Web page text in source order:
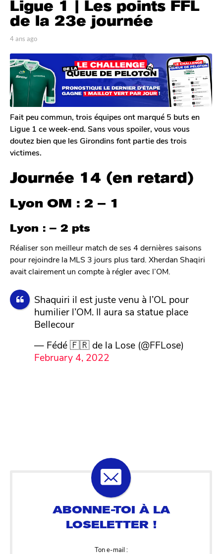
a
s
a
o
4
a
n
s
a
g
o
Ligue 1 | Les points FFL
de la 23e journée
p
r
T
o
m
G
a
l
e
r
o
n
4 ans ago
s
a
Fait peu commun, trois équipes ont marqué 5 buts en
Ligue 1 ce week-end. Sans vous spoiler, vous vous
doutez bien que les Girondins font partie des trois
victimes.
Journée 14 (en retard)
Lyon OM : 2 – 1
Lyon : – 2 pts
Réaliser son meilleur match de ses 4 dernières saisons
pour rejoindre la MLS 3 jours plus tard. Xherdan Shaqiri
avait clairement un compte à régler avec l’OM.
Shaquiri il est juste venu à l’OL pour
humilier l’OM. Il aura sa statue place
Bellecour
— Fédé 🇫🇷 de la Lose (@FFLose)
February 4, 2022
Ton e-mail :